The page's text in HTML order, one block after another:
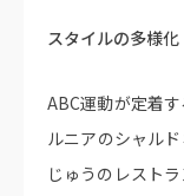
スタイルの多様
ABC運動が定着
ルニアのシャル
じゅうのレスト